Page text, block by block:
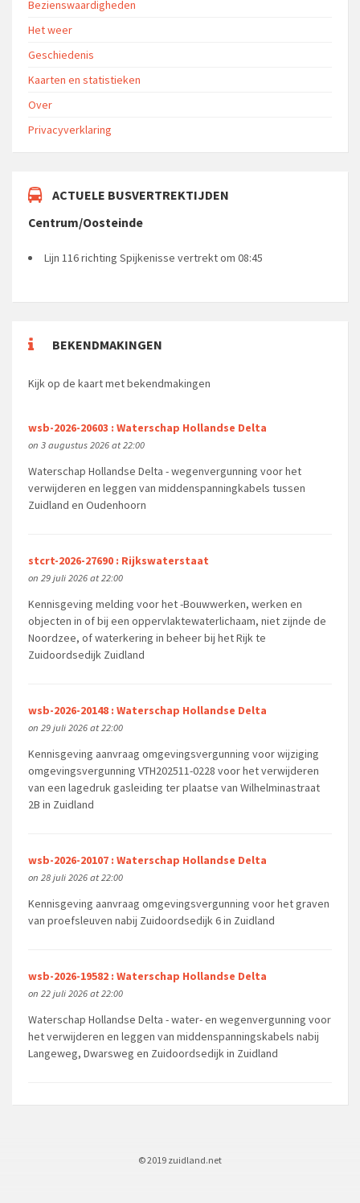
Bezienswaardigheden
Het weer
Geschiedenis
Kaarten en statistieken
Over
Privacyverklaring
ACTUELE BUSVERTREKTIJDEN
Centrum/Oosteinde
Lijn 116 richting Spijkenisse vertrekt om 08:45
BEKENDMAKINGEN
Kijk op de kaart met bekendmakingen
wsb-2026-20603 : Waterschap Hollandse Delta
on 3 augustus 2026 at 22:00
Waterschap Hollandse Delta - wegenvergunning voor het
verwijderen en leggen van middenspanningkabels tussen
Zuidland en Oudenhoorn
stcrt-2026-27690 : Rijkswaterstaat
on 29 juli 2026 at 22:00
Kennisgeving melding voor het -Bouwwerken, werken en
objecten in of bij een oppervlaktewaterlichaam, niet zijnde de
Noordzee, of waterkering in beheer bij het Rijk te
Zuidoordsedijk Zuidland
wsb-2026-20148 : Waterschap Hollandse Delta
on 29 juli 2026 at 22:00
Kennisgeving aanvraag omgevingsvergunning voor wijziging
omgevingsvergunning VTH202511-0228 voor het verwijderen
van een lagedruk gasleiding ter plaatse van Wilhelminastraat
2B in Zuidland
wsb-2026-20107 : Waterschap Hollandse Delta
on 28 juli 2026 at 22:00
Kennisgeving aanvraag omgevingsvergunning voor het graven
van proefsleuven nabij Zuidoordsedijk 6 in Zuidland
wsb-2026-19582 : Waterschap Hollandse Delta
on 22 juli 2026 at 22:00
Waterschap Hollandse Delta - water- en wegenvergunning voor
het verwijderen en leggen van middenspanningskabels nabij
Langeweg, Dwarsweg en Zuidoordsedijk in Zuidland
© 2019 zuidland.net